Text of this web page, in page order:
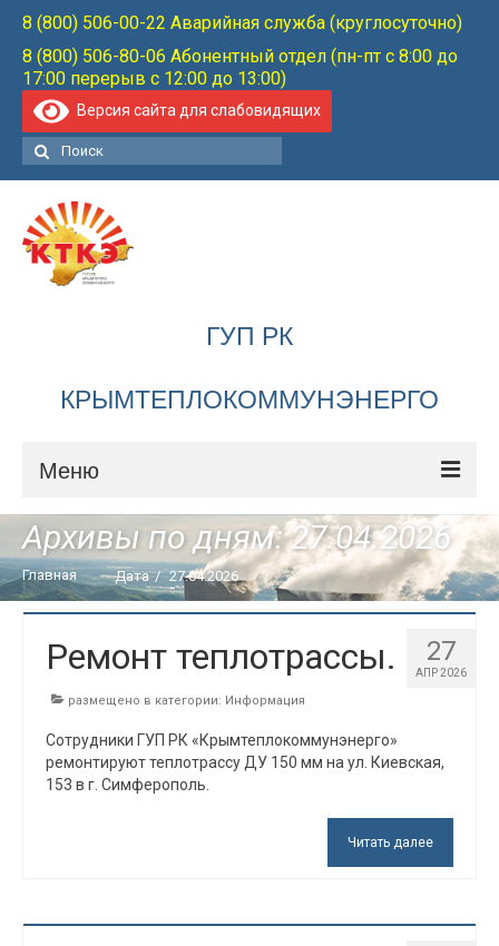
8 (800) 506-00-22 Аварийная служба (круглосуточно)
8 (800) 506-80-06 Абонентный отдел (пн-пт с 8:00 до
17:00 перерыв с 12:00 до 13:00)
Версия сайта для слабовидящих
Поиск:
ГУП РК
КРЫМТЕПЛОКОММУНЭНЕРГО
Меню
Информация
Закупки
Руководство
Обратная связь
Контакты
Личный кабинет
Архивы по дням: 27.04.2026
Главная Дата / 27.04.2026
27
АПР 2026
Ремонт теплотрассы.
размещено в категории: Информация
Сотрудники ГУП РК «Крымтеплокоммунэнерго»
ремонтируют теплотрассу ДУ 150 мм на ул. Киевская,
153 в г. Симферополь.
Читать далее